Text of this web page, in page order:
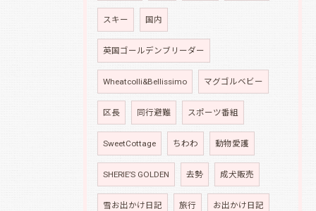
スキー 国内
英国ゴールデンブリーダー
Wheatcolli&Bellissimo マグゴルベビー
区長 同行避難 スポーツ番組
SweetCottage ちわわ 動物愛護
SHERIE’S GOLDEN 去勢 成犬販売
雪お出かけ日記 旅行 お出かけ日記